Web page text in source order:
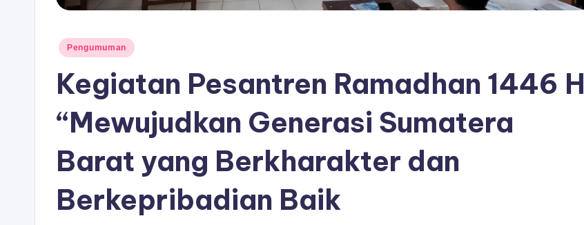
Posted
Pengumuman
Kegiatan Pesantren Ramadhan 1446 H
“Mewujudkan Generasi Sumatera
Barat yang Berkharakter dan
Berkepribadian Baik